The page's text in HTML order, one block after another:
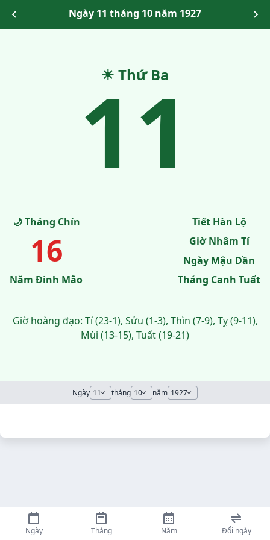
Ngày 11 tháng 10 năm 1927
☀ Thứ Ba
11
🌙 Tháng Chín
16
Năm Đinh Mão
Tiết Hàn Lộ
Giờ Nhâm Tí
Ngày Mậu Dần
Tháng Canh Tuất
Giờ hoàng đạo: Tí (23-1), Sửu (1-3), Thìn (7-9), Tỵ (9-11),
Mùi (13-15), Tuất (19-21)
Ngày tháng năm
Ngày Tháng Năm Đổi ngày